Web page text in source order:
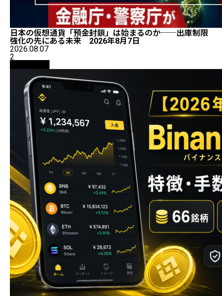
日本の仮想通貨「預金封鎖」は始まるのか──出庫制限
強化の先にある未来 2026年8月7日
2026.08.07
2